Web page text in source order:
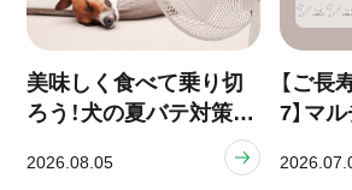
美味しく食べて乗り切
ろう！犬の夏バテ対策と
2026.08.05
【ご
7】マ